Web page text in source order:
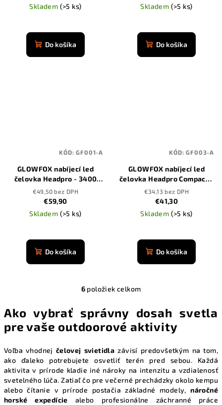
Skladem (>5 ks)
hodnotenie
produktu
Do košíka
Skladem (>5 ks)
hodnotenie
produktu
Do košíka
GLOWFOX nabíjecí led
čelovka Headpro - 3400
mAh
€49,50 bez DPH
€59,90
Skladem (>5 ks)
hodnotenie
produktu
Do košíka
KÓD:GF001-A
GLOWFOX nabíjecí led
čelovka Headpro Compact -
3400 mAh
€34,13 bez DPH
€41,30
Skladem (>5 ks)
hodnotenie
produktu
Do košíka
KÓD:GF003-A
O
l
á
a
c
i
e
p
6 položiek celkom
Ako vybrať správny dosah svetla
pre vaše outdoorové aktivity
Voľba vhodnej čelovej svietidla závisí predovšetkým na tom,
ako ďaleko potrebujete osvetliť terén pred sebou. Každá
aktivita v prírode kladie iné nároky na intenzitu a vzdialenosť
svetelného lúča. Zatiaľ čo pre večerné prechádzky okolo kempu
alebo čítanie v prírode postačia základné modely,náročné
horské expedície alebo profesionálne záchranné práce